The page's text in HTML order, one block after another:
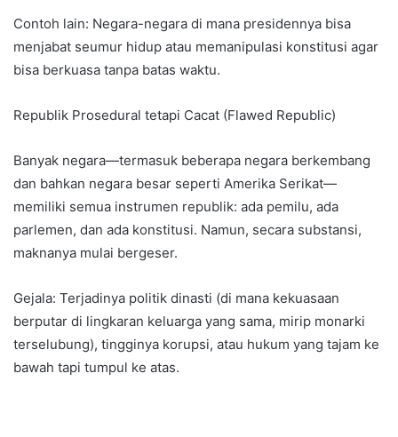
Contoh lain: Negara-negara di mana presidennya bisa
menjabat seumur hidup atau memanipulasi konstitusi agar
bisa berkuasa tanpa batas waktu.
Republik Prosedural tetapi Cacat (Flawed Republic)
​Banyak negara—termasuk beberapa negara berkembang
dan bahkan negara besar seperti Amerika Serikat—
memiliki semua instrumen republik: ada pemilu, ada
parlemen, dan ada konstitusi. Namun, secara substansi,
maknanya mulai bergeser.
​Gejala: Terjadinya politik dinasti (di mana kekuasaan
berputar di lingkaran keluarga yang sama, mirip monarki
terselubung), tingginya korupsi, atau hukum yang tajam ke
bawah tapi tumpul ke atas.